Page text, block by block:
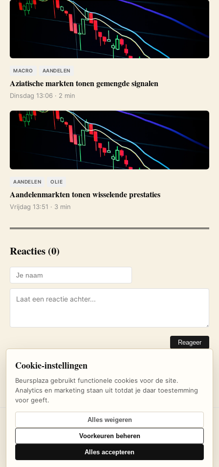
MACRO AANDELEN
Aziatische markten tonen gemengde signalen
Dinsdag 13:06 · 2 min
AANDELEN OLIE
Aandelenmarkten tonen wisselende prestaties
Vrijdag 13:51 · 3 min
Reacties (0)
Reageer
Nog geen reacties. Wees de eerste!
© 2026 Beursplaza — Dagelijks beursnieuws en inzichten voor
beleggers
Privacybeleid·Uitschrijven
Cookie-instellingen
Beursplaza gebruikt functionele cookies voor de site.
Analytics en marketing staan uit totdat je daar toestemming
voor geeft.
Alles weigeren
Voorkeuren beheren
Alles accepteren